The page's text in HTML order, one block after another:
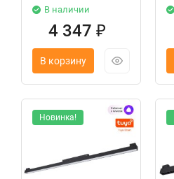
В наличии
4 347 ₽
В корзину
Новинка!